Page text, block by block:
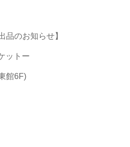
品のお知らせ】
ットー
館6F)